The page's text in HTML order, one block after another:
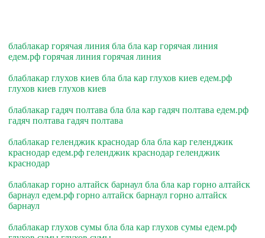
блаблакар горячая линия бла бла кар горячая линия
едем.рф горячая линия горячая линия
блаблакар глухов киев бла бла кар глухов киев едем.рф
глухов киев глухов киев
блаблакар гадяч полтава бла бла кар гадяч полтава едем.рф
гадяч полтава гадяч полтава
блаблакар геленджик краснодар бла бла кар геленджик
краснодар едем.рф геленджик краснодар геленджик
краснодар
блаблакар горно алтайск барнаул бла бла кар горно алтайск
барнаул едем.рф горно алтайск барнаул горно алтайск
барнаул
блаблакар глухов сумы бла бла кар глухов сумы едем.рф